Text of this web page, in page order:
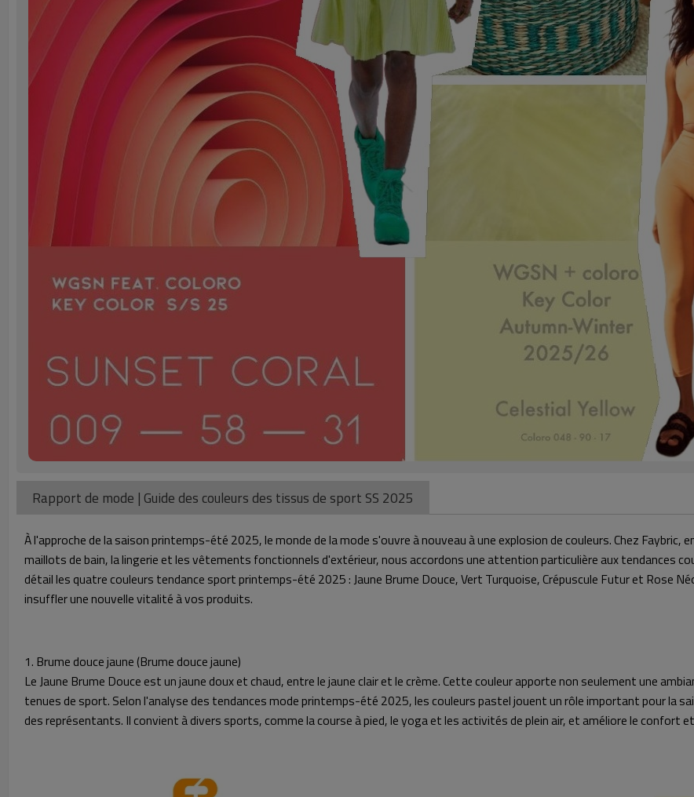
Rapport de mode | Guide des couleurs des tissus de sport SS 2025
À l'approche de la saison printemps-été 2025, le monde de la mode s'ouvre à nouveau à une explosion de couleurs. Chez
maillots de bain, la lingerie et les vêtements fonctionnels d'extérieur, nous accordons une attention particulière aux tendances
détail les quatre couleurs tendance sport printemps-été 2025 : Jaune Brume Douce, Vert Turquoise, Crépuscule Futur et Rose
insuffler une nouvelle vitalité à vos produits.
1. Brume douce jaune (Brume douce jaune)
Le Jaune Brume Douce est un jaune doux et chaud, entre le jaune clair et le crème. Cette couleur apporte non seulement une
tenues de sport. Selon l'analyse des tendances mode printemps-été 2025, les couleurs pastel jouent un rôle important pour la
des représentants. Il convient à divers sports, comme la course à pied, le yoga et les activités de plein air, et améliore le confort